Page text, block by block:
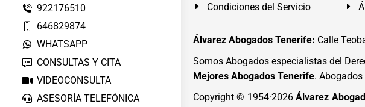
922176510
646829874
WHATSAPP
CONSULTAS Y CITA
VIDEOCONSULTA
ASESORÍA TELEFÓNICA
Condiciones del Servicio
Álvarez Abogados Tenerife: Calle
Somos Abogados especialistas del
Mejores Abogados Tenerife. Abogados
Copyright © 1954·2026Álvarez